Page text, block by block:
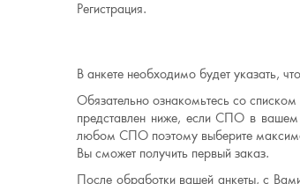
Регистрация.
В анкете необходимо будет указать,
Обязательно ознакомьтесь со
представлен ниже, если СПО в вашем
любом СПО поэтому выберите
Вы сможет получить первый заказ.
После обработки вашей анкеты, с